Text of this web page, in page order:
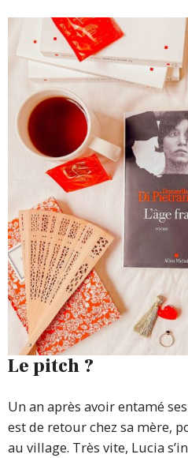
Le pitch ?
Un an après avoir entamé
est de retour chez sa mère,
au village. Très vite, Lucia